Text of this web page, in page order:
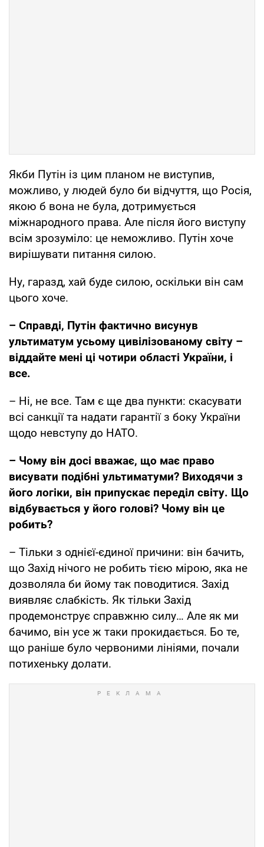
Якби Путін із цим планом не виступив,
можливо, у людей було би відчуття, що Росія,
якою б вона не була, дотримується
міжнародного права. Але після його виступу
всім зрозуміло: це неможливо. Путін хоче
вирішувати питання силою.
Ну, гаразд, хай буде силою, оскільки він сам
цього хоче.
– Справді, Путін фактично висунув
ультиматум усьому цивілізованому світу –
віддайте мені ці чотири області України, і
все.
– Ні, не все. Там є ще два пункти: скасувати
всі санкції та надати гарантії з боку України
щодо невступу до НАТО.
– Чому він досі вважає, що має право
висувати подібні ультиматуми? Виходячи з
його логіки, він припускає переділ світу. Що
відбувається у його голові? Чому він це
робить?
– Тільки з однієї-єдиної причини: він бачить,
що Захід нічого не робить тією мірою, яка не
дозволяла би йому так поводитися. Захід
виявляє слабкість. Як тільки Захід
продемонструє справжню силу… Але як ми
бачимо, він усе ж таки прокидається. Бо те,
що раніше було червоними лініями, почали
потихеньку долати.